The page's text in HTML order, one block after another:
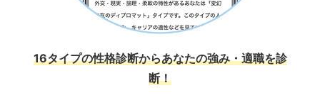
16タイプの性格診断からあなたの強み・適職を診
断！